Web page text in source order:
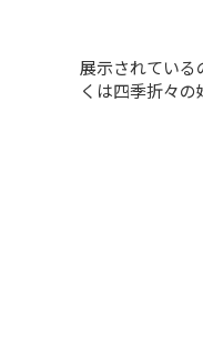
展示されてい
くは四季折々の